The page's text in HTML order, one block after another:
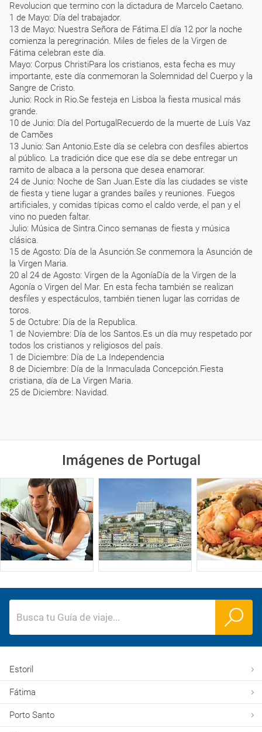
Revolucion que termino con la dictadura de Marcelo Caetano.
1 de Mayo: Día del trabajador.
13 de Mayo: Nuestra Señora de Fátima.El día 12 por la noche
comienza la peregrinación. Miles de fieles de la Virgen de
Fátima celebran este día.
Mayo: Corpus ChristiPara los cristianos, esta fecha es muy
importante, este día conmemoran la Solemnidad del Cuerpo y la
Sangre de Cristo.
Junio: Rock in Rio.Se festeja en Lisboa la fiesta musical más
grande.
10 de Junio: Día del PortugalRecuerdo de la muerte de Luís Vaz
de Camões
13 Junio: San Antonio.Este día se celebra con desfiles abiertos
al público. La tradición dice que ese día se debe entregar un
ramito de albaca a la persona que desea enamorar.
24 de Junio: Noche de San Juan.Este día las ciudades se viste
de fiesta y tiene lugar a grandes bailes y reuniones. Fuegos
artificiales, y comidas típicas como el caldo verde, el pan y el
vino no pueden faltar.
Julio: Música de Sintra.Cinco semanas de fiesta y música
clásica.
15 de Agosto: Día de la Asunción.Se conmemora la Asunción de
la Virgen Maria.
20 al 24 de Agosto: Virgen de la AgoníaDía de la Virgen de la
Agonía o Virgen del Mar. En esta fecha también se realizan
desfiles y espectáculos, también tienen lugar las corridas de
toros.
5 de Octubre: Día de la Republica.
1 de Noviembre: Día de los Santos.Es un día muy respetado por
todos los cristianos y religiosos del país.
1 de Diciembre: Día de La Independencia
8 de Diciembre: Día de la Inmaculada Concepción.Fiesta
cristiana, día de La Virgen Maria.
25 de Diciembre: Navidad.
Imágenes de Portugal
Busca tu Guía de viaje...
Estoril
Fátima
Porto Santo